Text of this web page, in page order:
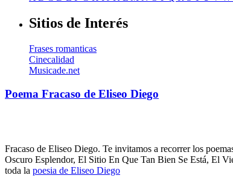
Sitios de Interés
Frases romanticas
Cinecalidad
Musicade.net
Poema Fracaso de Eliseo Diego
Fracaso de Eliseo Diego. Te invitamos a recorrer los
Oscuro Esplendor, El Sitio En Que Tan Bien Se Está, El
toda la poesia de Eliseo Diego